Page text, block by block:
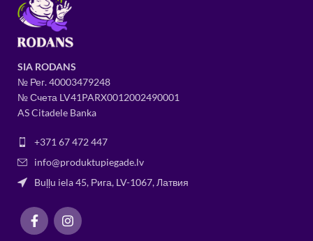
SIA RODANS
№ Рег.40003479248
№ Счета LV41PARX0012002490001
AS Citadele Banka
+371 67 472 447
info@produktupiegade.lv
Buļļu iela 45, Рига, LV-1067, Латвия